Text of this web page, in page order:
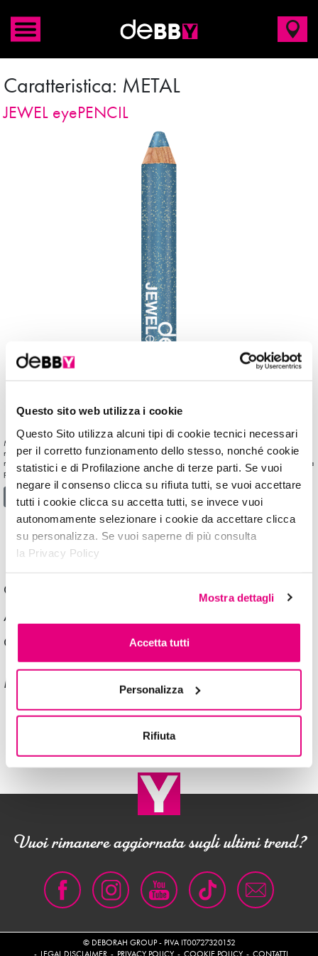
Questo sito web utilizza i cookie
Questo Sito utilizza alcuni tipi di cookie tecnici necessari
per il corretto funzionamento dello stesso, nonché cookie
statistici e di Profilazione anche di terze parti. Se vuoi
negare il consenso clicca su rifiuta tutti, se vuoi accettare
tutti i cookie clicca su accetta tutti, se invece vuoi
autonomamente selezionare i cookie da accettare clicca
su personalizza. Se vuoi saperne di più consulta
la Privacy Policy
Mostra dettagli
Accetta tutti
Personalizza
Rifiuta
Caratteristica: METAL
JEWEL eyePENCIL
Matitone dai finish METAL e PERLATO, unisce in un unico prodotto la precisione di una
matita occhi e il colore pieno di un ombretto. Dalla texture ultra scorrevole e confortevole,
rilascia un COLORE INTENSO, regalando un gioco di luci e riflessi allo sguardo grazie alla
presenza di perle e glitter. Oftalmologicamente testate. […]
Leggi di più… from JEWEL eyePENCIL
Commenti recenti
Archivi
Categorie
Nessuna categoria
Meta
Feed dei contenuti
Feed dei commenti
Vuoi rimanere aggiornata sugli ultimi trend?
© DEBORAH GROUP - PIVA IT00727320152